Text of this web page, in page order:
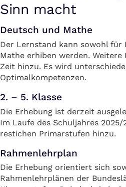
Sinn macht
Deutsch und Mathe
Der Lernstand kann sowohl für
Mathe erhiben werden.
Zeit hinzu. Es wird
Optimalkompetenzen.
2. – 5. Klasse
Die Erhebung ist derzeit
Im Laufe des Schuljahres
restichen Primarstufen hinzu.
Rahmenlehrplan
Die Erhebung orientiert sich
Rahmenlehrplänen der